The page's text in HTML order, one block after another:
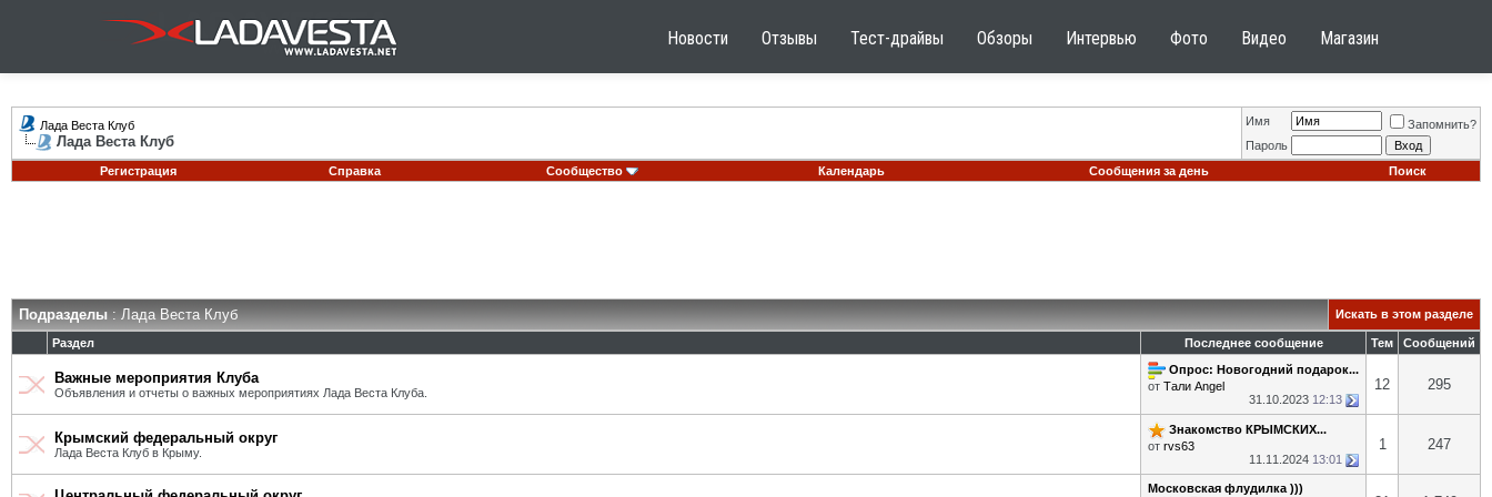
Новости Отзывы Тест-драйвы Обзоры Интервью Фото Видео Магазин
Лада Веста Клуб
Лада Веста Клуб
Имя
Запомнить?
Пароль
Регистрация
Справка Сообщество Календарь Сообщения за день Поиск
Подразделы: Лада Веста Клуб Искать в этом разделе
Раздел Последнее сообщение Тем Сообщений
Важные мероприятия Клуба
Объявления и отчеты о важных мероприятиях Лада Веста Клуба.
Опрос: Новогодний подарок...
от Тали Angel
31.10.2023 12:13
12 295
Крымский федеральный округ
Лада Веста Клуб в Крыму.
Знакомство КРЫМСКИХ...
от rvs63
11.11.2024 13:01
1 247
Московская флудилка )))